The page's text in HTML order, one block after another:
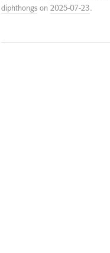
diphthongs on 2025-07-23.